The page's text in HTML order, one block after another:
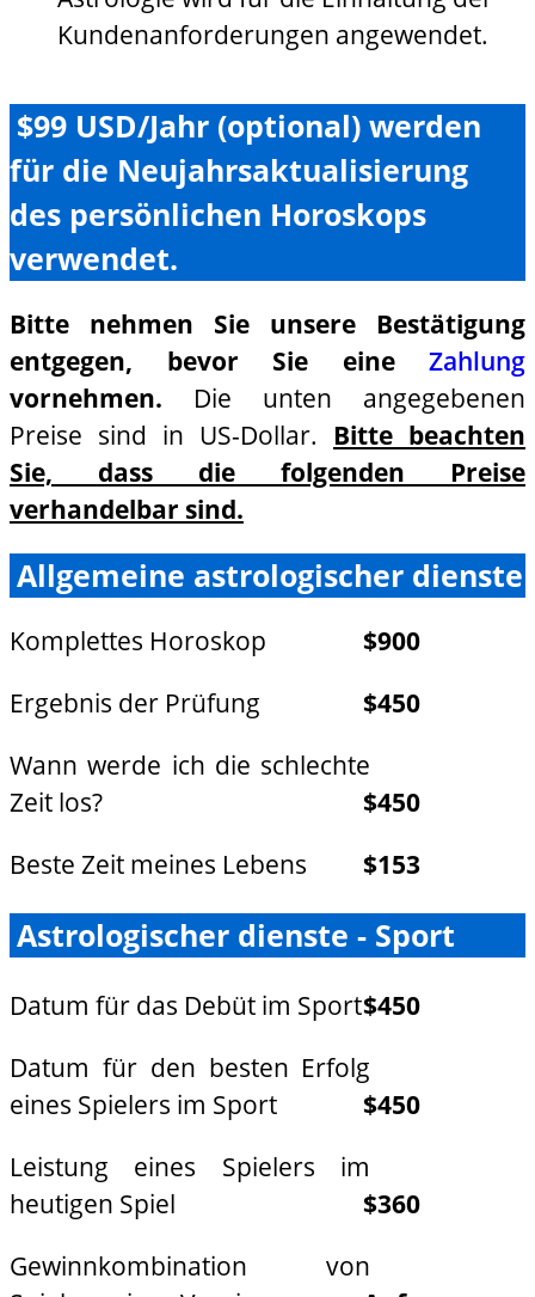
Kundenanforderungen angewendet.
$99 USD/Jahr (optional) werden
für die Neujahrsaktualisierung
des persönlichen Horoskops
verwendet.
Bitte nehmen Sie unsere Bestätigung
entgegen, bevor Sie eine Zahlung
vornehmen. Die unten angegebenen
Preise sind in US-Dollar. Bitte beachten
Sie, dass die folgenden Preise
verhandelbar sind.
Allgemeine astrologischer dienste
Komplettes Horoskop
$900
Ergebnis der Prüfung
$450
Wann werde ich die schlechte
Zeit los?
$450
Beste Zeit meines Lebens
$153
Astrologischer dienste - Sport
Datum für das Debüt im Sport$450
Datum für den besten Erfolg
eines Spielers im Sport
$450
Leistung eines Spielers im
heutigen Spiel
$360
Gewinnkombination von